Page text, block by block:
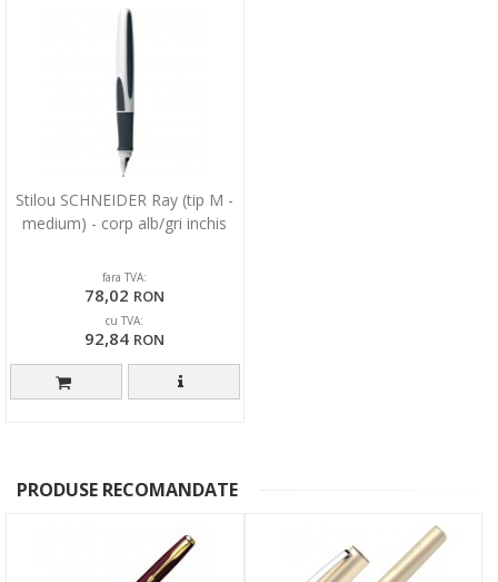
Stilou SCHNEIDER Ray (tip M -
medium) - corp alb/gri inchis
fara TVA:
78,02 RON
cu TVA:
92,84 RON
PRODUSE RECOMANDATE